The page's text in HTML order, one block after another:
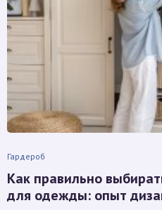
Гардероб
Как правильно
для одежды: опыт